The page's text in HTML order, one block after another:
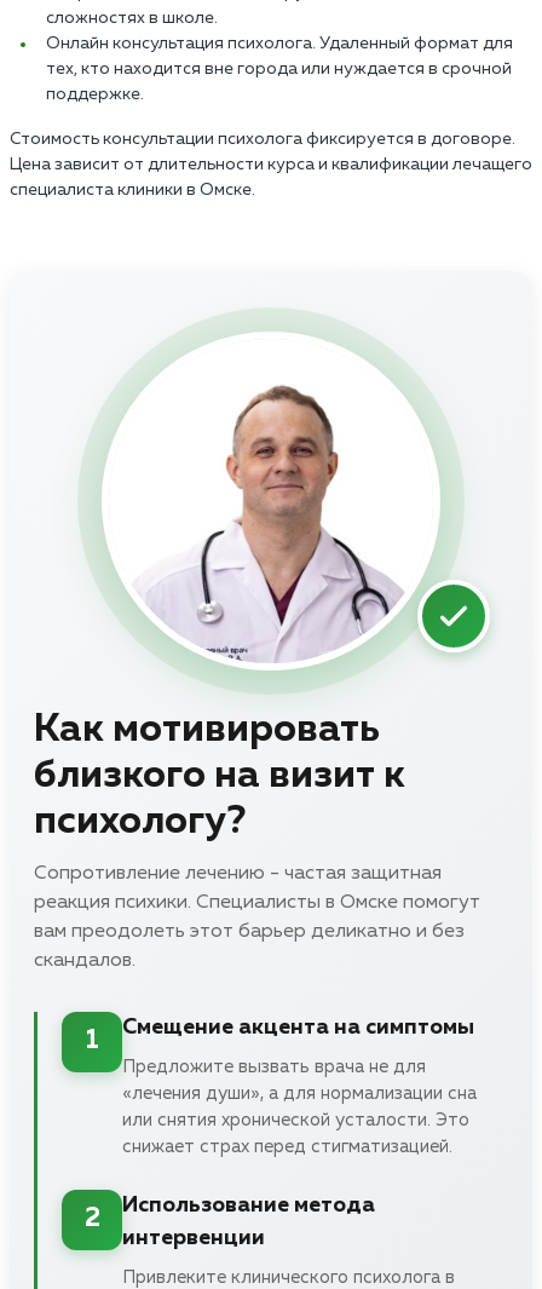
сложностях в школе.
Онлайн консультация психолога. Удаленный формат для
тех, кто находится вне города или нуждается в срочной
поддержке.
Стоимость консультации психолога фиксируется в договоре.
Цена зависит от длительности курса и квалификации лечащего
специалиста клиники в Омске.
Как мотивировать
близкого на визит к
психологу?
Сопротивление лечению - частая защитная
реакция психики. Специалисты в Омске помогут
вам преодолеть этот барьер деликатно и без
скандалов.
1
Смещение акцента на симптомы
Предложите вызвать врача не для
«лечения души», а для нормализации сна
или снятия хронической усталости. Это
снижает страх перед стигматизацией.
2
Использование метода
интервенции
Привлеките клинического психолога в